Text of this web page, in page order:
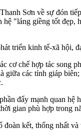
Sơn về sự đón
"láng giềng tốt
triển kinh tế-xã hội,
chế hợp tác song
các tỉnh giáp
đẩy mạnh quan
gian phù hợp trong
kết, thống nhất